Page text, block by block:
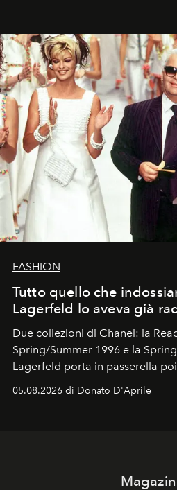
FASHION
Tutto quello che
Lagerfeld lo aveva già
Due collezioni di Chanel: la
Spring/Summer 1996 e la
Lagerfeld porta in passerella
Kate, Claudia e Carla una
05.08.2026 di Donato D'Aprile